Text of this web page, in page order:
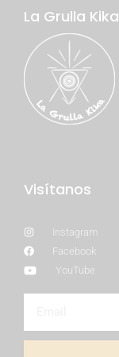
La Grulla Kika
Visítanos
Instagram
Facebook
YouTube